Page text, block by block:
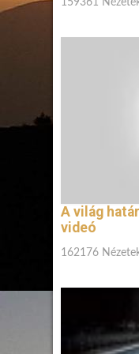
A világ
videó
162176